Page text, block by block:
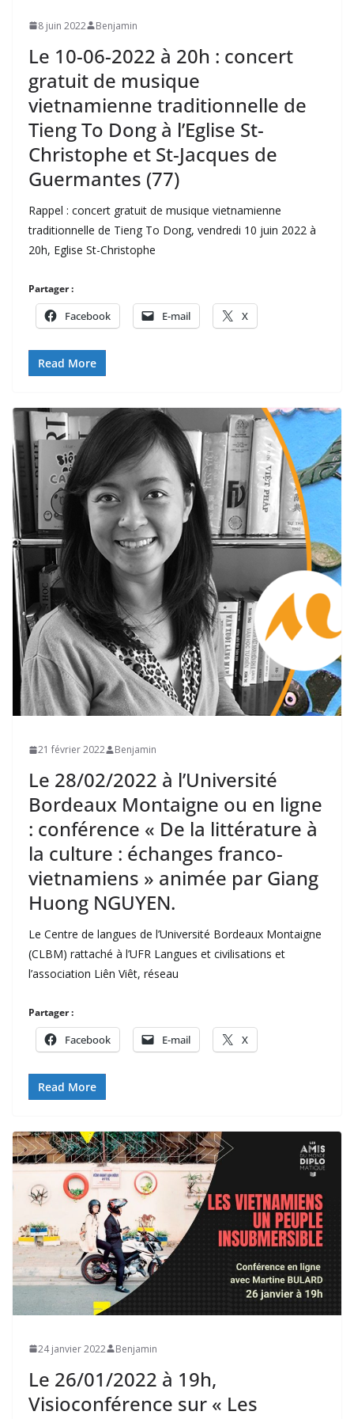
8 juin 2022 Benjamin
Le 10-06-2022 à 20h : concert
gratuit de musique
vietnamienne traditionnelle de
Tieng To Dong à l’Eglise St-
Christophe et St-Jacques de
Guermantes (77)
Rappel : concert gratuit de musique vietnamienne
traditionnelle de Tieng To Dong, vendredi 10 juin 2022 à
20h, Eglise St-Christophe
Partager :
Facebook E-mail X
Read More
21 février 2022 Benjamin
Le 28/02/2022 à l’Université
Bordeaux Montaigne ou en ligne
: conférence « De la littérature à
la culture : échanges franco-
vietnamiens » animée par Giang
Huong NGUYEN.
Le Centre de langues de l’Université Bordeaux Montaigne
(CLBM) rattaché à l’UFR Langues et civilisations et
l’association Liên Viêt, réseau
Partager :
Facebook E-mail X
Read More
24 janvier 2022 Benjamin
Le 26/01/2022 à 19h,
Visioconférence sur « Les